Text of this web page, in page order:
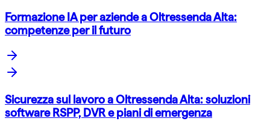
Formazione IA per aziende a Oltressenda Alta:
competenze per il futuro
Sicurezza sul lavoro a Oltressenda Alta: soluzioni
software RSPP, DVR e piani di emergenza